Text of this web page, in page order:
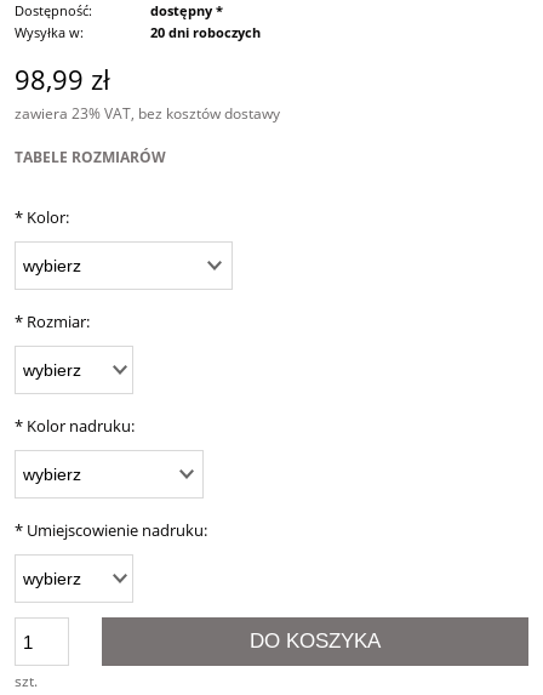
Dostępność:
dostępny *
Wysyłka w:
20 dni roboczych
98,99 zł
zawiera 23% VAT, bez kosztów dostawy
TABELE ROZMIARÓW
* Kolor:
* Rozmiar:
* Kolor nadruku:
* Umiejscowienie nadruku:
szt.
DO KOSZYKA